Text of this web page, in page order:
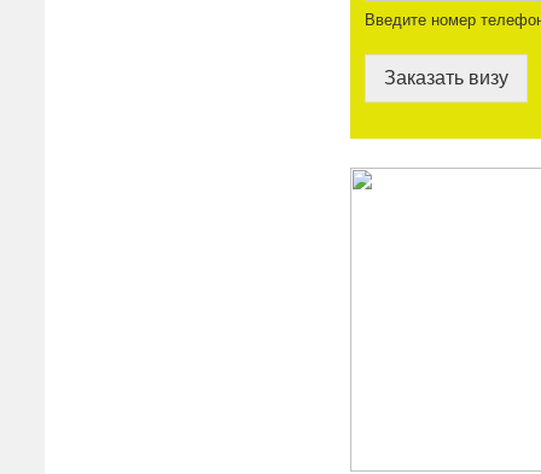
Введите номер
Заказать визу